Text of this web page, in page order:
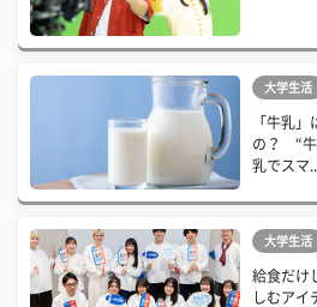
大学生活
「牛乳
の？ “牛
乳でスマ...
大学生活
給食だけ
しむアイ